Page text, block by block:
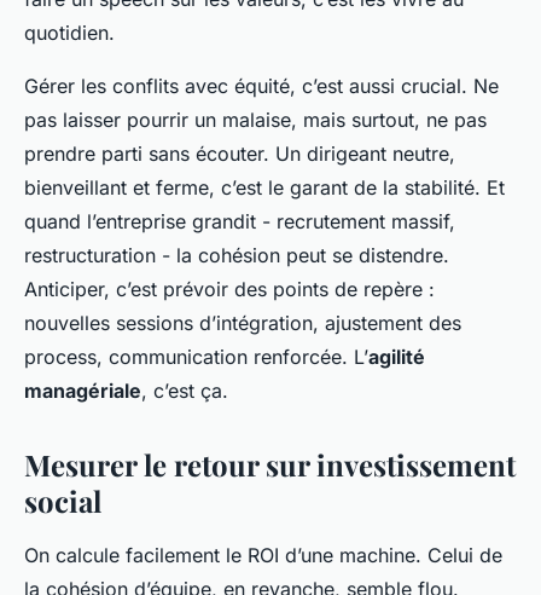
quotidien.
Gérer les conflits avec équité, c’est aussi crucial. Ne
pas laisser pourrir un malaise, mais surtout, ne pas
prendre parti sans écouter. Un dirigeant neutre,
bienveillant et ferme, c’est le garant de la stabilité. Et
quand l’entreprise grandit - recrutement massif,
restructuration - la cohésion peut se distendre.
Anticiper, c’est prévoir des points de repère :
nouvelles sessions d’intégration, ajustement des
process, communication renforcée. L’agilité
managériale, c’est ça.
Mesurer le retour sur investissement
social
On calcule facilement le ROI d’une machine. Celui de
la cohésion d’équipe, en revanche, semble flou.